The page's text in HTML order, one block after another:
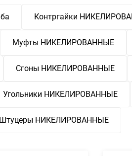
Контргайки
Муфты НИКЕЛИРОВАННЫЕ
Сгоны НИКЕЛИРОВАННЫЕ
Угольники НИКЕЛИРОВАННЫЕ
Штуцеры НИКЕЛИРОВАННЫЕ